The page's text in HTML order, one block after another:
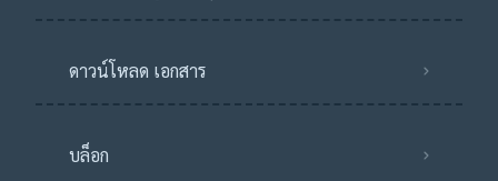
ดาวน์โหลด เอกสาร
บล็อก